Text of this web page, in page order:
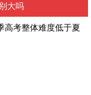
大吗
考整体难度低于夏